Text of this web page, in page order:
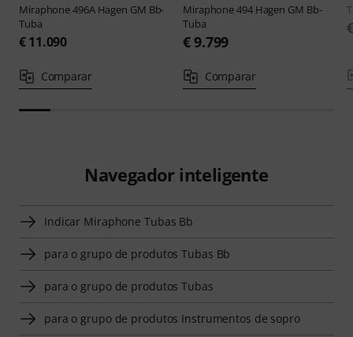
Miraphone496A Hagen GM Bb-
Tuba
€ 11.090
Comparar
Miraphone494 Hagen GM Bb-
Tuba
€ 9.799
Comparar
Navegador inteligente
Indicar Miraphone Tubas Bb
para o grupo de produtos Tubas Bb
para o grupo de produtos Tubas
para o grupo de produtos Instrumentos de sopro